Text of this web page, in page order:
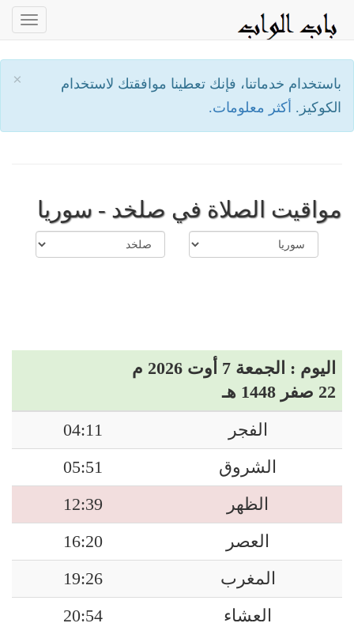
×
باستخدام خدماتنا، فإنك تعطينا موافقتك لاستخدام
الكوكيز. أكثر معلومات.
مواقيت الصلاة في صلخد - سوريا
اليوم : الجمعة 7 أوت 2026 م
22 صفر 1448 هـ
الفجر
04:11
الشروق
05:51
الظهر
12:39
العصر
16:20
المغرب
19:26
العشاء
20:54